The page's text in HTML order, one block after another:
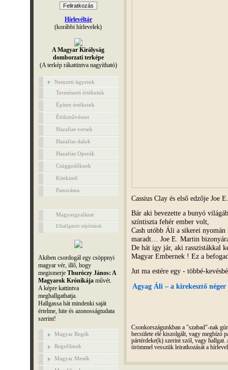
Hírlevéltár
(korábbi hírlevelek)
A Magyar Királyság
domborzati terképe
(A terkép rákattintva nagyítható)
Nemzeti ügyeink
Természeti értékeink
Épített értékeink
Étökművészet
Hazafias versek
Hazafias dalok
Hazafias Operák
Csüggedőknek
Kitekintő
Panoráma
Magyargyalázat
Elhallgatott népírtások
Akiben csordogál egy csöppnyi
magyar vér, illő, hogy
megismerjeThuróczy János: A
Magyarok Krónikája művét.
A képre kattintva
meghallgathatja.
Hallgassa hát mindenki saját
értelme, hite és azonosságtudata
szerint!
Magyar Regék
Regefilmek
Magyar Mesék
Cassius Clay és első edzője Joe
Bár aki bevezette a bunyó
színtiszta fehér ember volt,
Cash utóbb Áli a sikerei
maradt… Joe E. Martin
De hát így jár, aki rasszistákkal
Magyar Embernek ! Ez a
Jut ma estére egy - többé-
Agyag Áli – a kirekesztő
Csonkországunkban a "szabad"-nak
becsülete elé kiszolgált, vagy megbízó
pártérdeke(k) szerint szól, vagy
örömmel vesszük leiratkozását a